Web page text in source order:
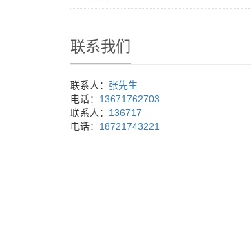
联系我们
联系人： 张先生
电话： 13671762703
联系人： 136717
电话： 18721743221